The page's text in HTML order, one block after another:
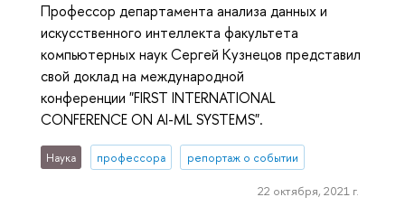
Профессор департамента анализа данных и
искусственного интеллекта факультета
компьютерных наук Сергей Кузнецов представил
свой доклад на международной
конференции "FIRST INTERNATIONAL
CONFERENCE ON AI-ML SYSTEMS".
Наука профессора репортаж о событии
22 октября, 2021 г.